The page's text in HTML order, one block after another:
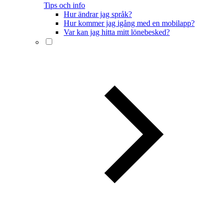
Tips och info
Hur ändrar jag språk?
Hur kommer jag igång med en mobilapp?
Var kan jag hitta mitt lönebesked?